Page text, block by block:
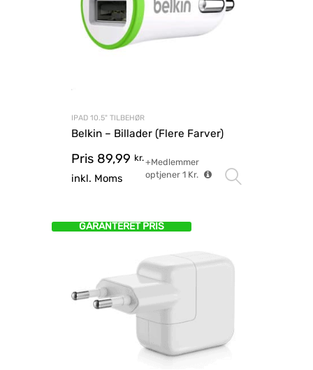
IPAD 10.5" TILBEHØR
Belkin – Billader (Flere Farver)
Pris 89,99 kr.
inkl. Moms
+Medlemmer
optjener 1Kr.
GARANTERET PRIS